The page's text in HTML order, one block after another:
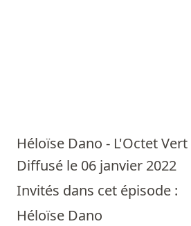
Héloïse Dano - L'Octet Vert
Diffusé le 06 janvier 2022
Invités dans cet épisode :
Héloïse Dano
Sources
Personnes